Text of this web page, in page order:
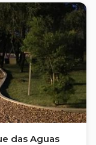
das Aguas